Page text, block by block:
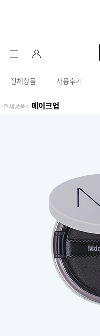
전체상품 사용후기
전체상품 > 메이크업